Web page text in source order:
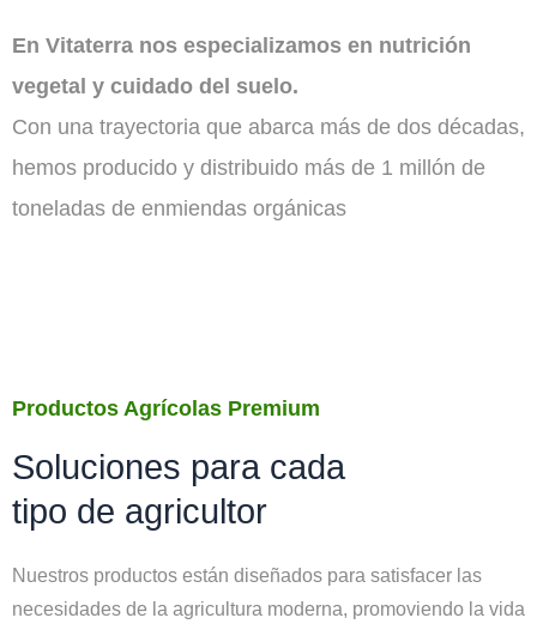
En Vitaterra nos especializamos en nutrición
vegetal y cuidado del suelo.
Con una trayectoria que abarca más de dos décadas,
hemos producido y distribuido más de 1 millón de
toneladas de enmiendas orgánicas
Productos Agrícolas Premium
Soluciones para cada
tipo de agricultor
Nuestros productos están diseñados para satisfacer las
necesidades de la agricultura moderna, promoviendo la vida